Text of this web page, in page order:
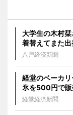
大学生の木村
着替えてまた出
八戸経済新聞
経堂のベーカ
氷を500円で
経堂経済新聞